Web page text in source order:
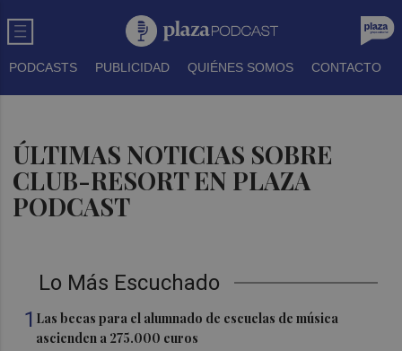
PODCASTS PUBLICIDAD QUIÉNES SOMOS CONTACTO
ÚLTIMAS NOTICIAS SOBRE
CLUB-RESORT EN PLAZA
PODCAST
Lo Más Escuchado
1 Las becas para el alumnado de escuelas de música
ascienden a 275.000 euros